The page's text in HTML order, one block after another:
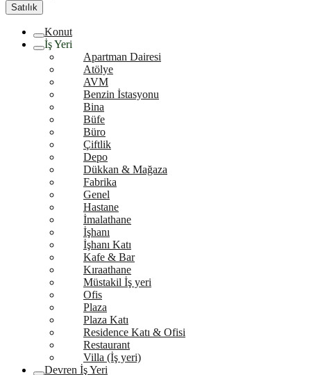
Satılık
Konut
İş Yeri
Apartman Dairesi
Atölye
AVM
Benzin İstasyonu
Bina
Büfe
Büro
Çiftlik
Depo
Dükkan & Mağaza
Fabrika
Genel
Hastane
İmalathane
İşhanı
İşhanı Katı
Kafe & Bar
Kıraathane
Müstakil İş yeri
Ofis
Plaza
Plaza Katı
Residence Katı & Ofisi
Restaurant
Villa (İş yeri)
Devren İş Yeri